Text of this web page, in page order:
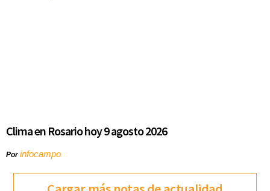
Clima en Rosario hoy 9 agosto 2026
Porinfocampo